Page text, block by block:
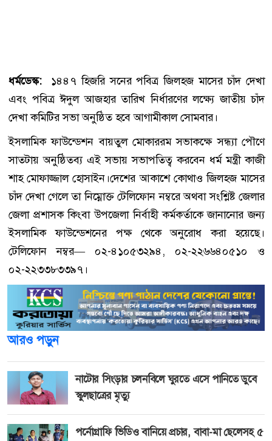
ধর্মডেস্ক:
১৪৪৭ হিজরি সনের পবিত্র জিলহজ মাসের চাঁদ দেখা
এবং পবিত্র ঈদুল আজহার তারিখ নির্ধারণের লক্ষ্যে জাতীয় চাঁদ
দেখা কমিটির সভা অনুষ্ঠিত হবে আগামীকাল সোমবার।
ইসলামিক ফাউন্ডেশন বায়তুল মোকাররম সভাকক্ষে সন্ধ্যা পৌণে
সাতটায় অনুষ্ঠিতব্য এই সভায় সভাপতিত্ব করবেন ধর্ম মন্ত্রী কাজী
শাহ মোফাজ্জাল হোসাইন।দেশের আকাশে কোথাও জিলহজ মাসের
চাঁদ দেখা গেলে তা নিম্নোক্ত টেলিফোন নম্বরে অথবা সংশ্লিষ্ট জেলার
জেলা প্রশাসক কিংবা উপজেলা নির্বাহী কর্মকর্তাকে জানানোর জন্য
ইসলামিক ফাউন্ডেশনের পক্ষ থেকে অনুরোধ করা হয়েছে।
টেলিফোন নম্বর— ০২-৪১০৫৩২৯৪, ০২-২২৬৬৪০৫১০ ও
০২-২২৩৩৮৩৩৯৭।
আরও পড়ুন
নাটোর সিংড়ার চলনবিলে ঘুরতে এসে পানিতে ডুবে
স্কুলছাত্রের মৃত্যু
পর্নোগ্রাফি ভিডিও বানিয়ে প্রচার, বাবা-মা ছেলেসহ ৫